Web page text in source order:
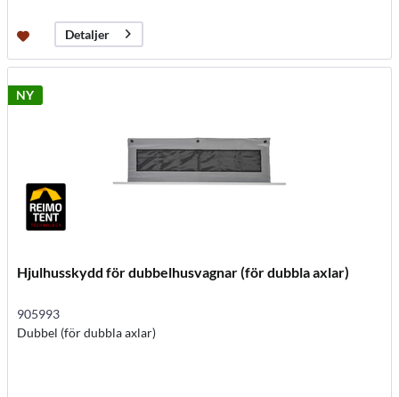
Detaljer
NY
Hjulhusskydd för dubbelhusvagnar (för dubbla axlar)
905993
Dubbel (för dubbla axlar)